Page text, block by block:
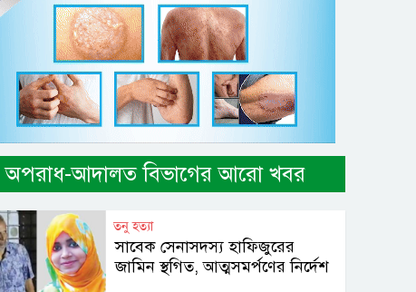
অপরাধ-আদালত বিভাগের আরো খবর
তনু হত্যা
সাবেক সেনাসদস্য হাফিজুরের
জামিন স্থগিত, আত্মসমর্পণের নির্দেশ